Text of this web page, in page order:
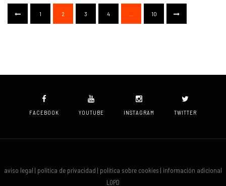
1 2 3 4 10
FACEBOOK YOUTUBE INSTAGRAM TWITTER
aviso legal | política de privacidad | política sobre cookies | información adicional
LOPD